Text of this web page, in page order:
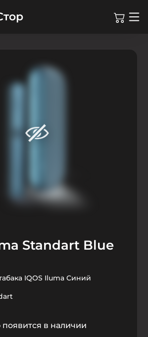
Standart Blue
IQOS Iluma Синий
появится в наличии